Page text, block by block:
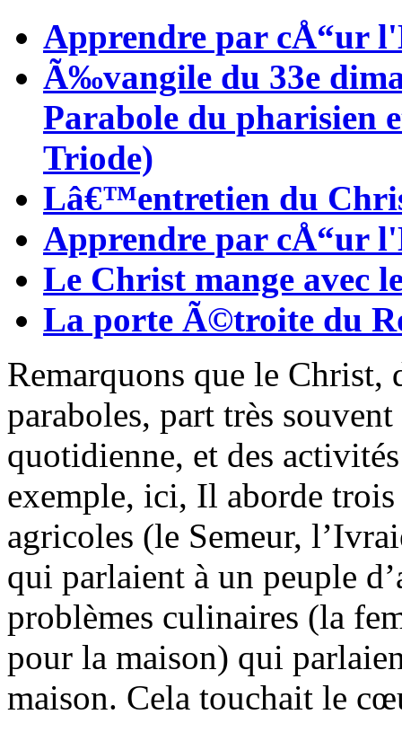
Apprendre par cÅ“ur
Ã‰vangile du 33e
Parabole du pharisien
Triode)
Lâ€™entretien du
Apprendre par cÅ“ur
Le Christ mange avec
La porte Ã©troite du
Remarquons que le Christ,
paraboles, part très
quotidienne, et des
exemple, ici, Il aborde
agricoles (le Semeur,
qui parlaient à un peuple
problèmes culinaires (la
pour la maison) qui
maison. Cela touchait le